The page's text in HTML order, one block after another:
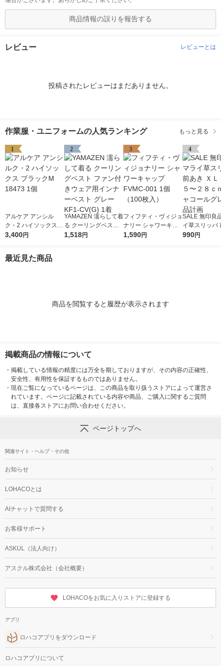
商品情報の誤りを報告する
レビュー レビューとは
投稿されたレビューはまだありません。
作業服・ユニフォームの人気ランキング もっと見る
1
アルケア アンシル
ク・2 ハイソックス
ブラックM 18473 1個
3,400円
2
YAMAZEN 濡らして着
る クーリングベスト
ファン付きウェア用イ
1,518円
3
フィフティ・ヴィジョ
ナリー シャワーキャ
ップ FVMC-001 1個
1,590円
4
SALE 無印良
イ草スリッパ
ＸＬ ２６．５
990円
最近見た商品
商品を閲覧すると履歴が表示されます
掲載商品の情報について
・ 掲載している情報の精度には万全を期しておりますが、その内容の正確性、
安全性、有用性を保証するものではありません。
・ 現在ご覧になっているページは、この商品を取り扱うストアによって運営さ
れています。ページに記載されている内容や商品、ご購入に関するご質問
は、直接各ストアにお問い合わせください。
ページトップへ
関連サイト・ヘルプ・その他
お知らせ
LOHACOとは
AIチャットで質問する
お客様サポート
ASKUL（法人向け）
アスクル株式会社（会社概要）
LOHACOをお気に入りストアに登録する
アプリ
ロハコアプリをダウンロード
ロハコアプリについて